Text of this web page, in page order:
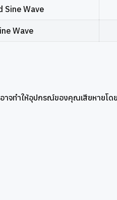
Sine Wave
Wave
าจทำให้อุปกรณ์ของคุณเสียหาย